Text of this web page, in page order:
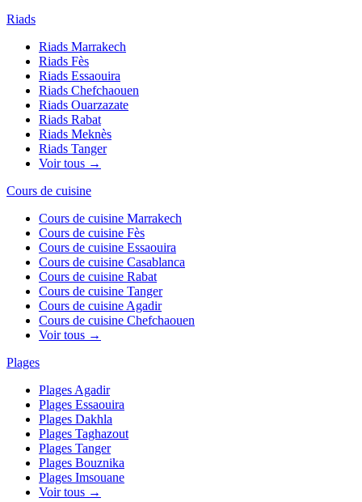
Riads
Riads Marrakech
Riads Fès
Riads Essaouira
Riads Chefchaouen
Riads Ouarzazate
Riads Rabat
Riads Meknès
Riads Tanger
Voir tous →
Cours de cuisine
Cours de cuisine Marrakech
Cours de cuisine Fès
Cours de cuisine Essaouira
Cours de cuisine Casablanca
Cours de cuisine Rabat
Cours de cuisine Tanger
Cours de cuisine Agadir
Cours de cuisine Chefchaouen
Voir tous →
Plages
Plages Agadir
Plages Essaouira
Plages Dakhla
Plages Taghazout
Plages Tanger
Plages Bouznika
Plages Imsouane
Voir tous →